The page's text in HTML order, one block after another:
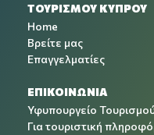
ΤΟΥΡΙΣΜΟΥ ΚΥΠΡΟΥ
Home
Βρείτε μας
Επαγγελματίες
ΕΠΙΚΟΙΝΩΝΙΑ
Υφυπουργείο
Για τουριστική